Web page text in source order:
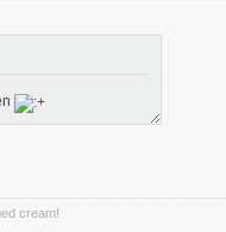
cream!